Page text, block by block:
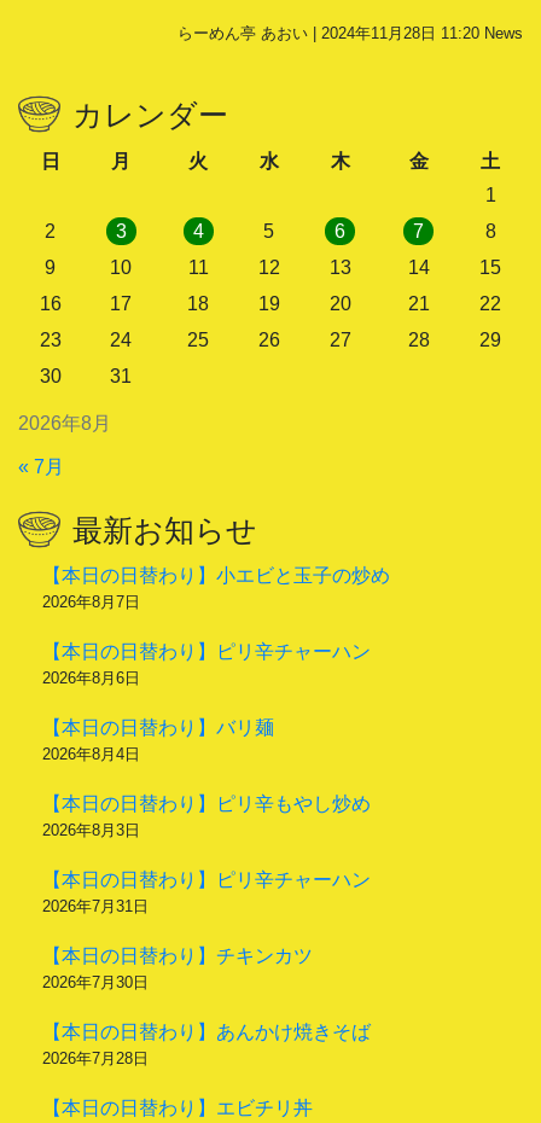
らーめん亭 あおい | 2024年11月28日 11:20 News
カレンダー
2026年8月
日 月 火 水 木 金
土
1
2
3 4 5 6 7
8
9
10 11 12 13 14
15
16
17 18 19 20 21
22
23
24 25 26 27 28
29
30
31
« 7月
最新お知らせ
【本日の日替わり】小エビと玉子の炒め
2026年8月7日
【本日の日替わり】ピリ辛チャーハン
2026年8月6日
【本日の日替わり】バリ麺
2026年8月4日
【本日の日替わり】ピリ辛もやし炒め
2026年8月3日
【本日の日替わり】ピリ辛チャーハン
2026年7月31日
【本日の日替わり】チキンカツ
2026年7月30日
【本日の日替わり】あんかけ焼きそば
2026年7月28日
【本日の日替わり】エビチリ丼